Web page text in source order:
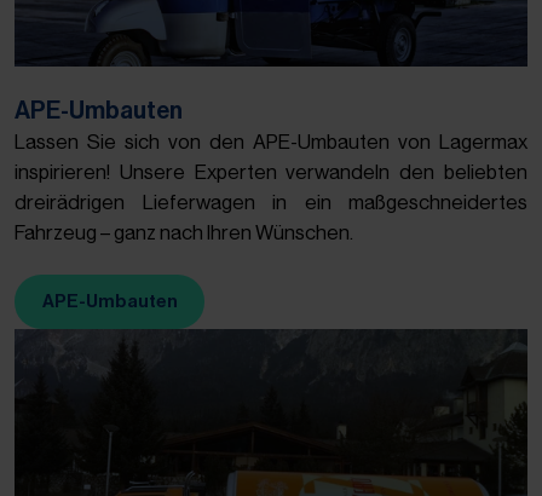
APE-Umbauten
Lassen Sie sich von den APE-Umbauten von Lagermax
inspirieren! Unsere Experten verwandeln den beliebten
dreirädrigen Lieferwagen in ein maßgeschneidertes
Fahrzeug – ganz nach Ihren Wünschen.
APE-Umbauten